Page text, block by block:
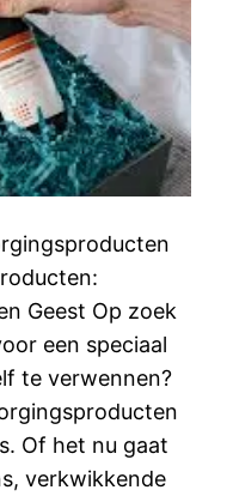
Geest Op zoek
een speciaal
te verwennen?
Of het nu gaat
verkwikkende